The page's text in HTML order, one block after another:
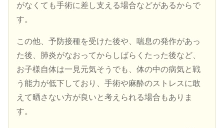
がなくても手術に差し支える場合などがあるからで
す。
この他、予防接種を受けた後や、喘息の発作があっ
た後、肺炎がなおってからしばらくたった後など、
お子様自体は一見元気そうでも、体の中の病気と戦
う能力が低下しており、手術や麻酔のストレスに敢
えて晒さない方が良いと考えられる場合もありま
す。